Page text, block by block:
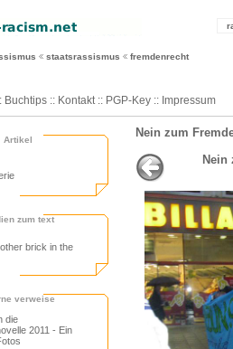
staatsrassismus fremdenrecht
Buchtips :: Kontakt :: PGP-Key :: Impressum
Artikel
zum text
brick in the
verweise
die
2011 - Ein
Nein zum
Nein